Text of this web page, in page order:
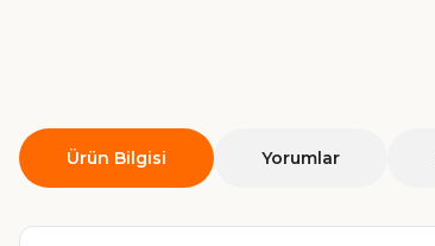
Ürün Bilgisi Yorumlar